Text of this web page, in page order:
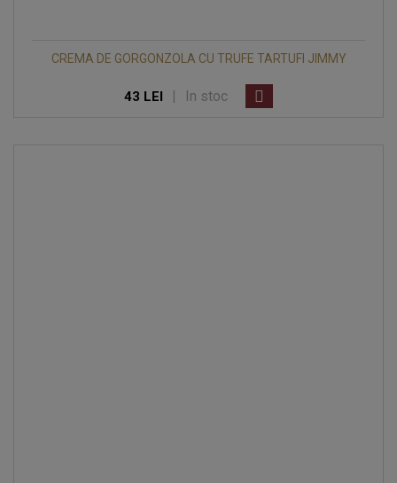
CREMA DE GORGONZOLA CU TRUFE TARTUFI JIMMY
43 LEI | In stoc